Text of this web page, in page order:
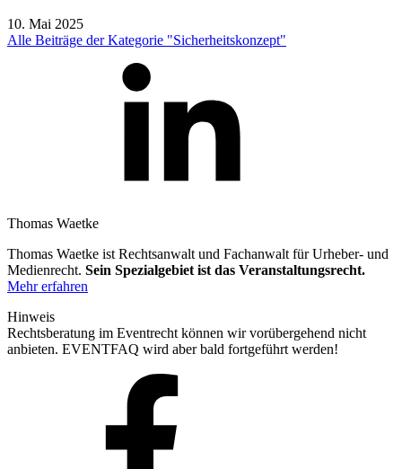
10. Mai 2025
Alle Beiträge der Kategorie "Sicherheitskonzept"
Thomas Waetke
Thomas Waetke ist Rechtsanwalt und Fachanwalt für Urheber- und
Medienrecht. Sein Spezialgebiet ist das Veranstaltungsrecht.
Mehr erfahren
Hinweis
Rechtsberatung im Eventrecht können wir vorübergehend nicht
anbieten. EVENTFAQ wird aber bald fortgeführt werden!